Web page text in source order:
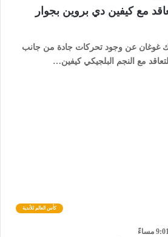
مع كيفين دي بروين بجوار
غوغان عن وجود تحركات جادة من جانب
مع النجم البلجيكي كيفين…
كأس العالم للأندية